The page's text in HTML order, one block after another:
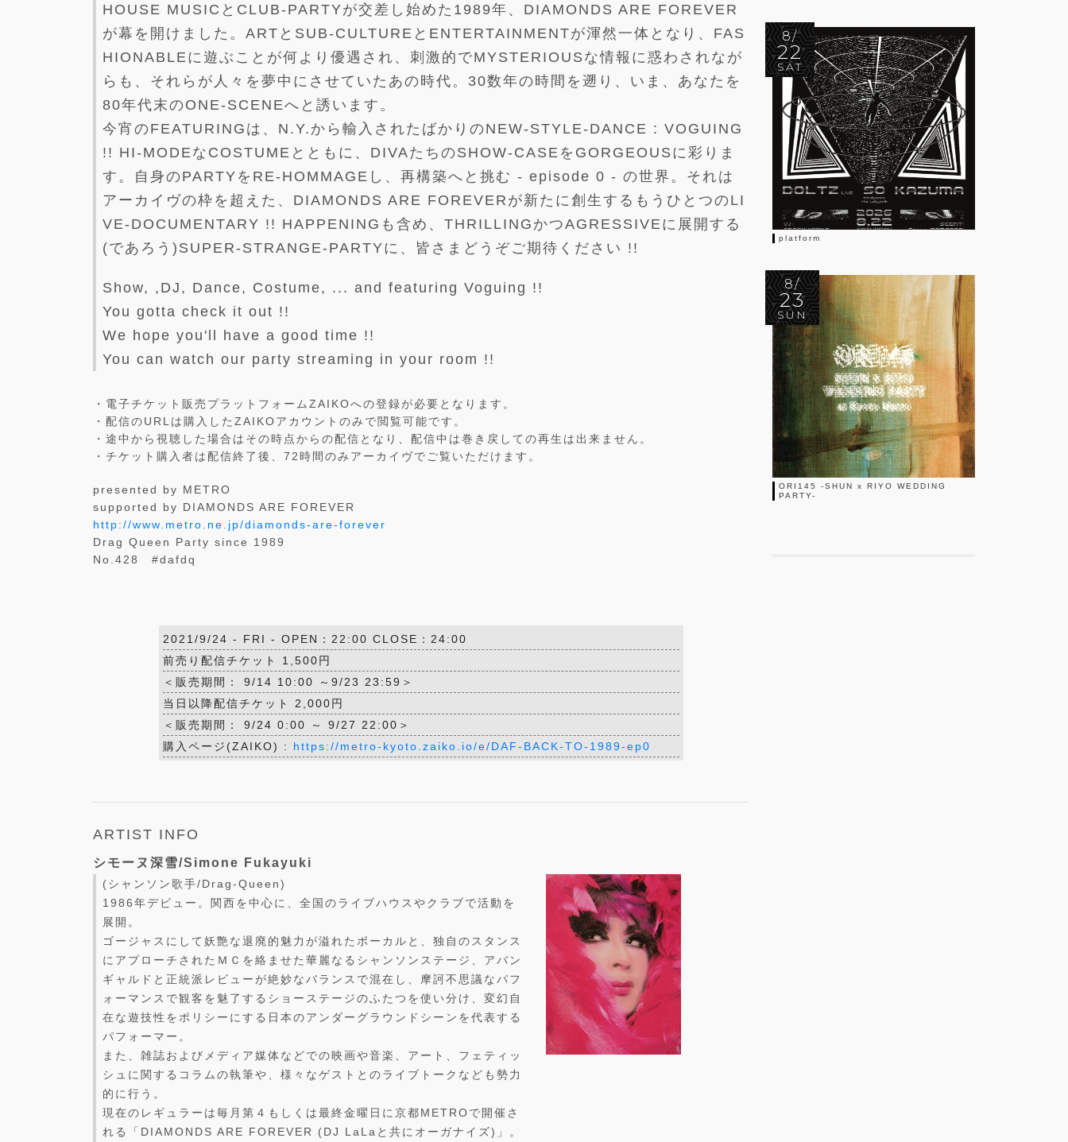
HOUSE MUSICとCLUB-PARTYが交差し始めた1989年、DIAMONDS ARE FOREVER
が幕を開けました。ARTとSUB-CULTUREとENTERTAINMENTが渾然一体となり、FAS
HIONABLEに遊ぶことが何より優遇され、刺激的でMYSTERIOUSな情報に惑わされなが
らも、それらが人々を夢中にさせていたあの時代。30数年の時間を遡り、いま、あなたを
80年代末のONE-SCENEへと誘います。
今宵のFEATURINGは、N.Y.から輸入されたばかりのNEW-STYLE-DANCE : VOGUING
!! HI-MODEなCOSTUMEとともに、DIVAたちのSHOW-CASEをGORGEOUSに彩りま
す。自身のPARTYをRE-HOMMAGEし、再構築へと挑む - episode 0 - の世界。それは
アーカイヴの枠を超えた、DIAMONDS ARE FOREVERが新たに創生するもうひとつのLI
VE-DOCUMENTARY !! HAPPENINGも含め、THRILLINGかつAGRESSIVEに展開する
(であろう)SUPER-STRANGE-PARTYに、皆さまどうぞご期待ください !!
Show, ,DJ, Dance, Costume, ... and featuring Voguing !!
You gotta check it out !!
We hope you'll have a good time !!
You can watch our party streaming in your room !!
・電子チケット販売プラットフォームZAIKOへの登録が必要となります。
・配信のURLは購入したZAIKOアカウントのみで閲覧可能です。
・途中から視聴した場合はその時点からの配信となり、配信中は巻き戻しての再生は出来ません。
・チケット購入者は配信終了後、72時間のみアーカイヴでご覧いただけます。
presented by METRO
supported by DIAMONDS ARE FOREVER
http://www.metro.ne.jp/diamonds-are-forever
Drag Queen Party since 1989
No.428 #dafdq
2021/9/24 - FRI - OPEN：22:00 CLOSE：24:00
前売り配信チケット 1,500円
＜販売期間： 9/14 10:00 ～9/23 23:59＞
当日以降配信チケット 2,000円
＜販売期間： 9/24 0:00 ～ 9/27 22:00＞
購入ページ(ZAIKO) : https://metro-kyoto.zaiko.io/e/DAF-BACK-TO-1989-ep0
ARTIST INFO
シモーヌ深雪/Simone Fukayuki
(シャンソン歌手/Drag-Queen)
1986年デビュー。関西を中心に、全国のライブハウスやクラブで活動を
展開。
ゴージャスにして妖艶な退廃的魅力が溢れたボーカルと、独自のスタンス
にアプローチされたＭＣを絡ませた華麗なるシャンソンステージ、アバン
ギャルドと正統派レビューが絶妙なバランスで混在し、摩訶不思議なパフ
ォーマンスで観客を魅了するショーステージのふたつを使い分け、変幻自
在な遊技性をポリシーにする日本のアンダーグラウンドシーンを代表する
パフォーマー。
また、雑誌およびメディア媒体などでの映画や音楽、アート、フェティッ
シュに関するコラムの執筆や、様々なゲストとのライブトークなども勢力
的に行う。
現在のレギュラーは毎月第４もしくは最終金曜日に京都METROで開催さ
れる「DIAMONDS ARE FOREVER (DJ LaLaと共にオーガナイズ)」。
8/
22
SAT
platform
8/
23
SUN
ORI145 -SHUN x RIYO WEDDING
PARTY-